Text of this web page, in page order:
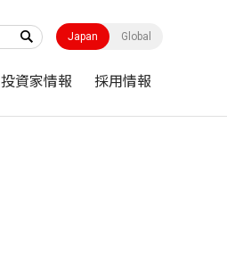
Japan Global
投資家情報 採用情報